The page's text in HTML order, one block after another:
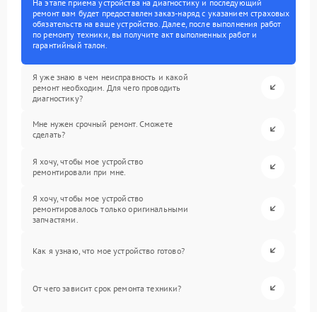
На этапе приема устройства на диагностику и последующий
ремонт вам будет предоставлен заказ-наряд с указанием страховых
обязательств на ваше устройство. Далее, после выполнения работ
по ремонту техники, вы получите акт выполненных работ и
гарантийный талон.
Я уже знаю в чем неисправность и какой
ремонт необходим. Для чего проводить
диагностику?
Мне нужен срочный ремонт. Сможете
сделать?
Я хочу, чтобы мое устройство
ремонтировали при мне.
Я хочу, чтобы мое устройство
ремонтировалось только оригинальными
запчастями.
Как я узнаю, что мое устройство готово?
От чего зависит срок ремонта техники?